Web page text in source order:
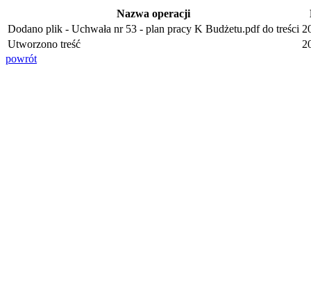
Nazwa operacji
Dodano plik - Uchwała nr 53 - plan pracy K Budżetu.pdf do treści
Utworzono treść
powrót